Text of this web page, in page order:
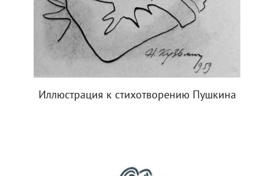
Иллюстрация к стихотворению Пушкина